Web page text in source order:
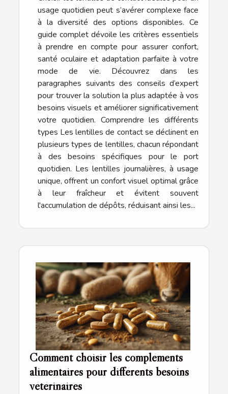
usage quotidien peut s’avérer complexe face
à la diversité des options disponibles. Ce
guide complet dévoile les critères essentiels
à prendre en compte pour assurer confort,
santé oculaire et adaptation parfaite à votre
mode de vie. Découvrez dans les
paragraphes suivants des conseils d’expert
pour trouver la solution la plus adaptée à vos
besoins visuels et améliorer significativement
votre quotidien. Comprendre les différents
types Les lentilles de contact se déclinent en
plusieurs types de lentilles, chacun répondant
à des besoins spécifiques pour le port
quotidien. Les lentilles journalières, à usage
unique, offrent un confort visuel optimal grâce
à leur fraîcheur et évitent souvent
l'accumulation de dépôts, réduisant ainsi les...
Comment choisir les compléments
alimentaires pour différents besoins
vétérinaires